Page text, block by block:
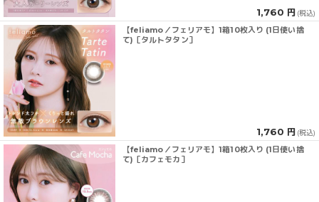
1,760 円 (税込)
【feliamo／フェリアモ】1箱10枚入り (1日使い捨
て)［タルトタタン］
1,760 円 (税込)
【feliamo／フェリアモ】1箱10枚入り (1日使い捨
て)［カフェモカ］